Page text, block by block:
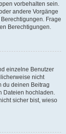
vorbehalten sein.
andere Vorgänge
Frage
Berechtigungen.
einzelne Benutzer
nicht
du deinen Beitrag
Dateien hochladen.
sicher bist, wieso